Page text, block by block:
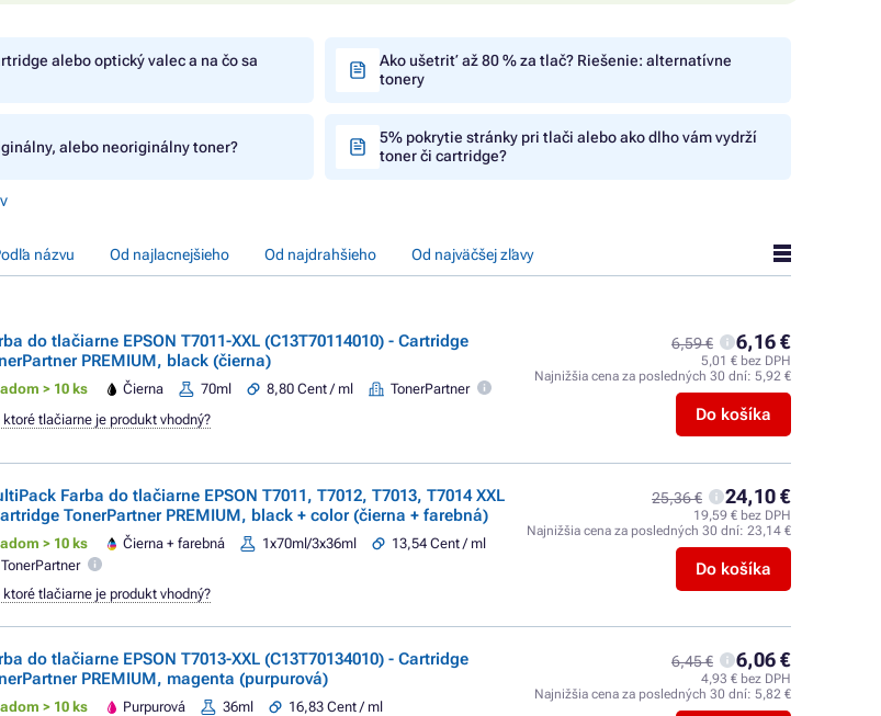
alebo optický valec a na čo sa
Ako ušetriť až 80 % za tlač? Riešenie: alternatívne
tonery
alebo neoriginálny toner?
5% pokrytie stránky pri tlači alebo ako dlho vám vydrží
toner či cartridge?
názvu Od najlacnejšieho Od najdrahšieho Od najväčšej zľavy
do tlačiarne EPSON T7011-XXL (C13T70114010) - Cartridge
PREMIUM, black (čierna)
> 10 ks Čierna 70ml 8,80 Cent / ml TonerPartner
6,59 € 6,16 €
5,01 € bez DPH
Najnižšia cena za posledných 30 dní: 5,92 €
Do košíka
ktoré tlačiarne je produkt vhodný?
Farba do tlačiarne EPSON T7011, T7012, T7013, T7014 XXL
TonerPartner PREMIUM, black + color (čierna + farebná)
> 10 ks Čierna + farebná 1x70ml/3x36ml
13,54 Cent / ml
TonerPartner
25,36 € 24,10 €
19,59 € bez DPH
Najnižšia cena za posledných 30 dní: 23,14 €
Do košíka
ktoré tlačiarne je produkt vhodný?
do tlačiarne EPSON T7013-XXL (C13T70134010) - Cartridge
PREMIUM, magenta (purpurová)
> 10 ks Purpurová 36ml
16,83 Cent / ml
6,45 € 6,06 €
4,93 € bez DPH
Najnižšia cena za posledných 30 dní: 5,82 €